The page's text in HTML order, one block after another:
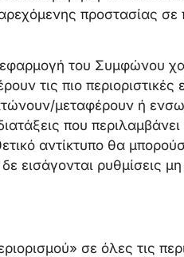
προστασίας σε
του Συμφώνου
τις πιο περιοριστικές
μεταφέρουν ή
που
αντίκτυπο θα
εισάγονται ρυθμίσεις
σε όλες τις